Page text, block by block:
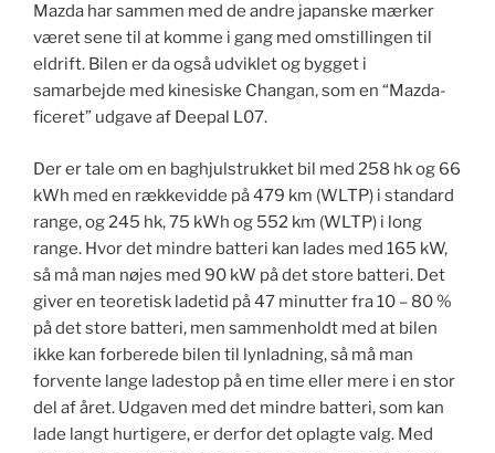
Mazda har sammen med de andre japanske mærker
været sene til at komme i gang med omstillingen til
eldrift. Bilen er da også udviklet og bygget i
samarbejde med kinesiske Changan, som en “Mazda-
ficeret” udgave af Deepal L07.
Der er tale om en baghjulstrukket bil med 258 hk og 66
kWh med en rækkevidde på 479 km (WLTP) i standard
range, og 245 hk, 75 kWh og 552 km (WLTP) i long
range. Hvor det mindre batteri kan lades med 165 kW,
så må man nøjes med 90 kW på det store batteri. Det
giver en teoretisk ladetid på 47 minutter fra 10 – 80 %
på det store batteri, men sammenholdt med at bilen
ikke kan forberede bilen til lynladning, så må man
forvente lange ladestop på en time eller mere i en stor
del af året. Udgaven med det mindre batteri, som kan
lade langt hurtigere, er derfor det oplagte valg. Med